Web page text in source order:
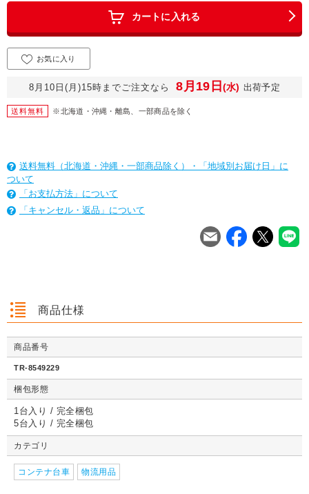
カートに入れる
8月10日(月)15時までご注文なら 8月19日 (水) 出荷予定
お気に入り
送料無料 ※北海道・沖縄・離島、一部商品を除く
送料無料（北海道・沖縄・一部商品除く）・「地域別お届け日」に
ついて
「お支払方法」について
「キャンセル・返品」について
クッション封筒（ネ
コポス最大）※A4
不可
1枚 21.1円～
詳しくみる
【広告入】宅配120
（高さ3段階変更可
【宅配80サイズ】定
04）
【広告入
クッション封筒（ネ
不可
1枚 21.1円～
詳しくみる
能）※キャンペーン
クッション封筒（ネ
コポス最大）※A4
不可
1枚 21.1円～
詳しくみる
イズ 段ボール箱
番段ボール箱（DA0
イズ 段ボ
商品仕様
商品番号
TR-8549229
梱包形態
1台入り / 完全梱包
5台入り / 完全梱包
カテゴリ
コンテナ台車 物流用品